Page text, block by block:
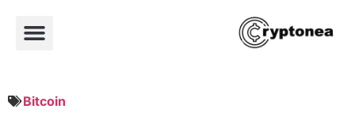
Bitcoin